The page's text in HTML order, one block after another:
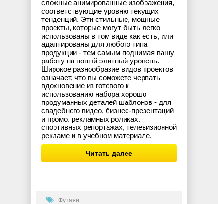
сложные анимированные изображения,
соответствующие уровню текущих
тенденций. Эти стильные, мощные
проекты, которые могут быть легко
использованы в том виде как есть, или
адаптированы для любого типа
продукции - тем самым поднимая вашу
работу на новый элитный уровень.
Широкое разнообразие видов проектов
означает, что вы соможете черпать
вдохновение из готового к
использованию набора хорошо
продуманных деталей шаблонов - для
свадебного видео, бизнес-презентаций
и промо, рекламных роликах,
спортивных репортажах, телевизионной
рекламе и в учебном материале.
Читать далее
Футажи